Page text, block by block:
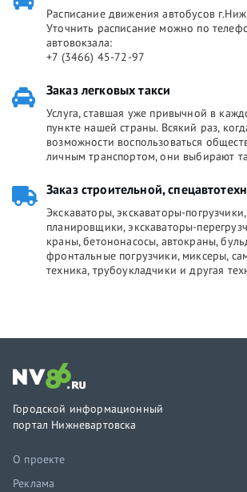
Расписание движения автобусов
Уточнить расписание можно по
автовокзала:
+7 (3466) 45-72-97
Заказ легковых такси
Услуга, ставшая уже привычной в
пункте нашей страны. Всякий раз,
возможности воспользоваться
личным транспортом, они выбирают
Заказ строительной,
Экскаваторы, экскаваторы-
планировщики, экскаваторы-
краны, бетононасосы, автокраны,
фронтальные погрузчики, миксеры,
техника, трубоукладчики и другая
Городской информационный
портал Нижневартовска
О проекте
Реклама